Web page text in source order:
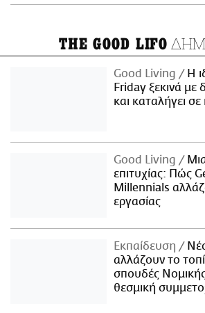
THE GOOD LIFO
Good Living
Η
Friday ξεκινά με
και καταλήγει σε
Good Living
επιτυχίας: Πώς
Millennials
εργασίας
Εκπαίδευση
αλλάζουν το
σπουδές
θεσμική